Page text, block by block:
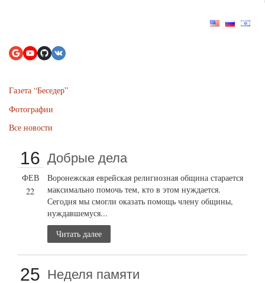
Газета “Беседер”
Фотографии
Все новости
16
ФЕВ
22
Добрые дела
Воронежская еврейская религиозная община старается
максимально помочь тем, кто в этом нуждается.
Сегодня мы смогли оказать помощь члену общины,
нуждавшемуся...
Читать далее
25 Неделя памяти